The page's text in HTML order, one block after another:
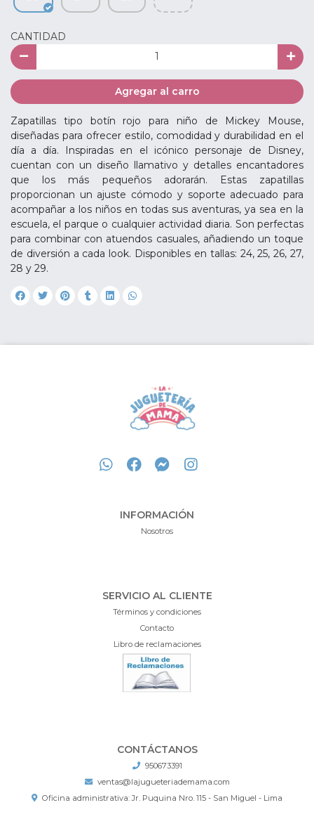
CANTIDAD
Agregar al carro
Zapatillas tipo botín rojo para niño de Mickey Mouse,
diseñadas para ofrecer estilo, comodidad y durabilidad en el
día a día. Inspiradas en el icónico personaje de Disney,
cuentan con un diseño llamativo y detalles encantadores
que los más pequeños adorarán. Estas zapatillas
proporcionan un ajuste cómodo y soporte adecuado para
acompañar a los niños en todas sus aventuras, ya sea en la
escuela, el parque o cualquier actividad diaria. Son perfectas
para combinar con atuendos casuales, añadiendo un toque
de diversión a cada look. Disponibles en tallas: 24, 25, 26, 27,
28 y 29.
INFORMACIÓN
Nosotros
SERVICIO AL CLIENTE
Términos y condiciones
Contacto
Libro de reclamaciones
CONTÁCTANOS
950673391
ventas@lajugueteriademama.com
Oficina administrativa: Jr. Puquina Nro. 115 - San Miguel - Lima